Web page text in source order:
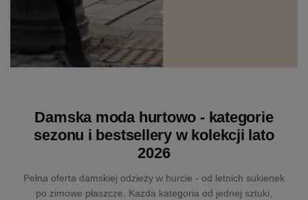
Damska moda hurtowo - kategorie
sezonu i bestsellery w kolekcji lato
2026
Pełna oferta damskiej odzieży w hurcie - od letnich sukienek
po zimowe płaszcze. Każda kategoria od jednej sztuki,